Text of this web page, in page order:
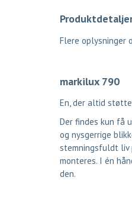
Flere oplysninger
markilux 790
En, der altid
Der findes kun få
og nysgerrige
stemningsfuldt liv
monteres. I én
den.